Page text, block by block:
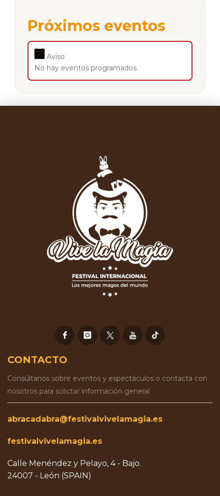
Próximos eventos
Aviso
No hay eventos programados.
CONTACTO
Consúltanos sobre eventos y espectáculos o contacta con
nosotros para solictar información general
abracadabra@festivalvivelamagia.es
festivalvivelamagia.es
Calle Menéndez y Pelayo, 4 - Bajo.
24007 - León (SPAIN)